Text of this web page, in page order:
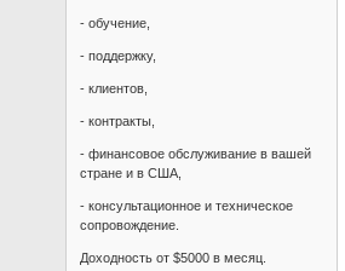
- обучение,
- поддержку,
- клиентов,
- контракты,
- финансовое обслуживание в вашей
стране и в США,
- консультационное и техническое
сопровождение.
Доходность от $5000 в месяц.